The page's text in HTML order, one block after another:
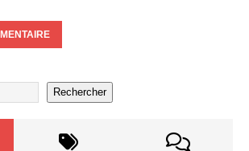
Rechercher